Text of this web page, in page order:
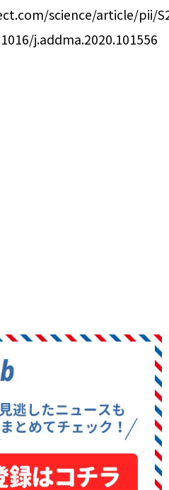
science/article/pii/
j.addma.2020.101556